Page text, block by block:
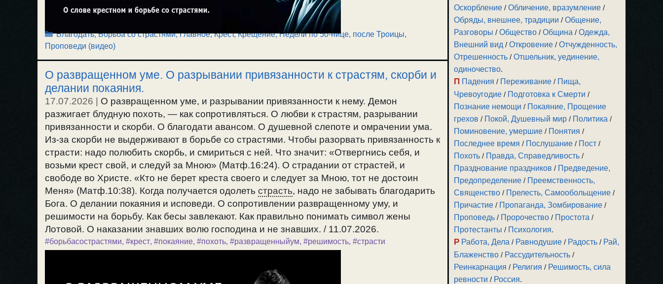
Рубрики
Благодать,Борьба со страстями,Главное,Крест,Крещение,Недели по 50-нице, после Троицы,
Проповеди (видео)
О развращенном уме. О разрывании привязанности к страстям, скорби и
делании покаяния.
17.07.2026
О развращенном уме, и разрывании привязанности к нему. Демон
разжигает блудную похоть, — как сопротивляться. О любви к страстям, разрывании
привязанности и скорби. О благодати авансом. О душевной слепоте и омрачении ума.
Из-за скорби не выдерживают в борьбе со страстями. Чтобы разорвать привязанность к
страсти: надо полюбить скорбь, и смириться с ней. Что значит: «Отвергнись себя, и
возьми крест свой, и следуй за Мною» (Матф.16:24). О страдании от страстей, и
свободе во Христе. «Кто не берет креста своего и следует за Мною, тот не достоин
Меня» (Матф.10:38). Когда получается одолеть страсть, надо не забывать благодарить
Бога. О делании покаяния и исповеди. О сопротивлении развращенному уму, и
решимости на борьбу. Как бесы завлекают. Как правильно понимать символ жены
Лотовой. О наказании знавших волю господина и не знавших. / 11.07.2026.
#борьбасострастями, #крест, #покаяние, #похоть, #развращенныйум, #решимость, #страсти
Оскорбление /Обличение, вразумление /
Обряды, внешнее, традиции /Общение,
Разговоры /Общество /Община /Одежда,
Внешний вид /Откровение /Отчужденность,
Отрешенность /Отшельник, уединение,
одиночество.
П Падения / Переживание / Пища,
Чревоугодие / Подготовка к Смерти /
Познание немощи / Покаяние, Прощение
грехов / Покой, Душевный мир / Политика /
Поминовение, умершие / Понятия /
Последнее время / Послушание / Пост /
Похоть / Правда, Справедливость /
Празднование праздников / Предведение,
Предопределение / Преемственность,
Священство / Прелесть, Самообольщение /
Причастие / Пропаганда, Зомбирование /
Проповедь / Пророчество / Простота /
Протестанты / Психология.
Р Работа, Дела / Равнодушие / Радость / Рай,
Блаженство / Рассудительность /
Реинкарнация / Религия / Решимость, сила
ревности / Россия.